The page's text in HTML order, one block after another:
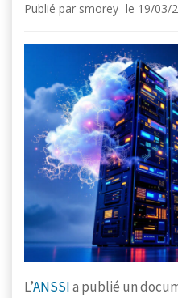
Publié par smorey le 19/03/
L’ANSSIa publié un